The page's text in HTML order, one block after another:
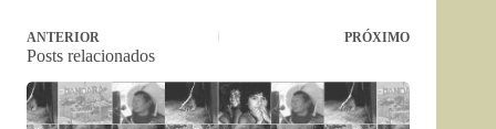
ANTERIOR PRÓXIMO
Posts relacionados